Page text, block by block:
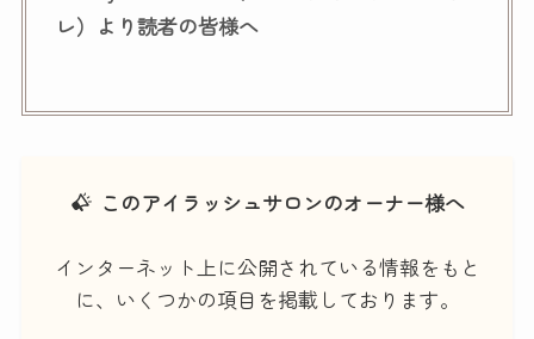
レ）より読者の皆様へ
このアイラッシュサロンのオーナー様へ
インターネット上に公開されている情報をもと
に、いくつかの項目を掲載しております。